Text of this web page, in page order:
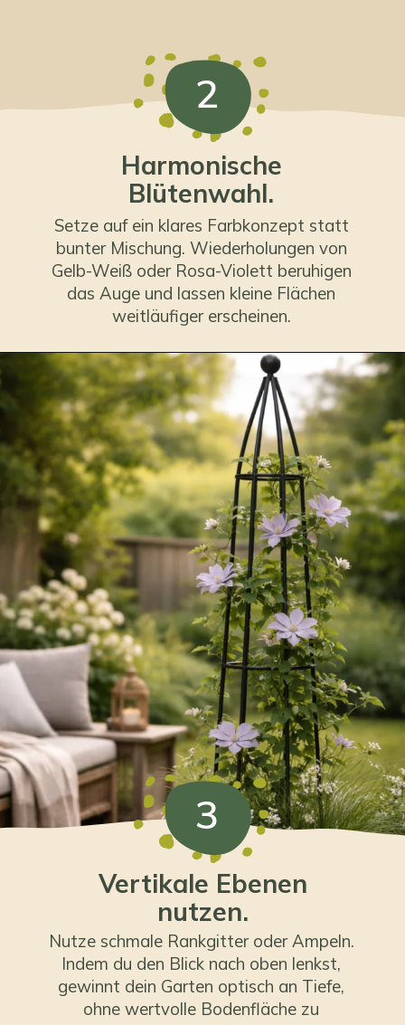
2
Harmonische
Blütenwahl.
Setze auf ein klares Farbkonzept statt
bunter Mischung. Wiederholungen von
Gelb-Weiß oder Rosa-Violett beruhigen
das Auge und lassen kleine Flächen
weitläufiger erscheinen.
3
Vertikale Ebenen
nutzen.
Nutze schmale Rankgitter oder Ampeln.
Indem du den Blick nach oben lenkst,
gewinnt dein Garten optisch an Tiefe,
ohne wertvolle Bodenfläche zu